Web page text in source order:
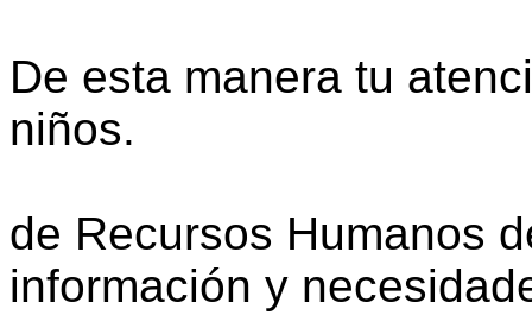
De esta manera tu
niños.
de Recursos Humanos
información y